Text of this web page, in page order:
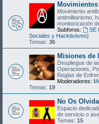
Movimiento
antimilitarismo,
monitorización
Subforos:
SE
Sociales y Hacktivismo)
Temas: 36
Misiones de
Despliegue de
Operaciones,
Reglas de
Moderadores:
Temas: 19
No Os
Espacio
de servicio o
Temas: 15